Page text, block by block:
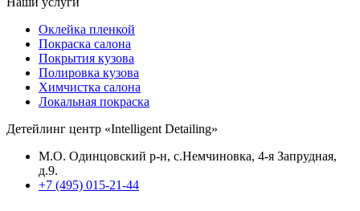
Оклейка пленкой
Покраска салона
Покрытия кузова
Полировка кузова
Химчистка салона
Локальная покраска
Детейлинг центр «Intelligent Detailing»
М.О. Одинцовский р-н, с.Немчиновка, 4-я Запрудная,
д.9.
+7 (495) 015-21-44